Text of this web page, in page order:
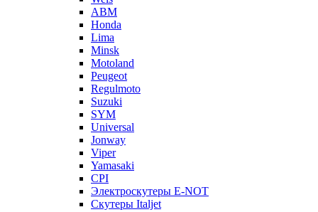
ABM
Honda
Lima
Minsk
Motoland
Peugeot
Regulmoto
Suzuki
SYM
Universal
Jonway
Viper
Yamasaki
CPI
Электроскутеры E-NOT
Скутеры Italjet